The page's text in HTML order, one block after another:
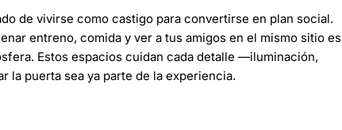
de vivirse como castigo para convertirse en plan social.
entreno, comida y ver a tus amigos en el mismo sitio es
Estos espacios cuidan cada detalle —iluminación,
la puerta sea ya parte de la experiencia.